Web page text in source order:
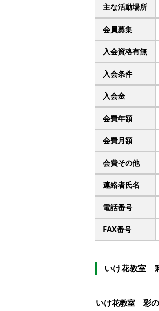
主な活動場所
会員募集
入会資格有無
入会条件
入会金
会費年額
会費月額
会費その他
連絡者氏名
電話番号
FAX番号
いけ花教室
いけ花教室 彩